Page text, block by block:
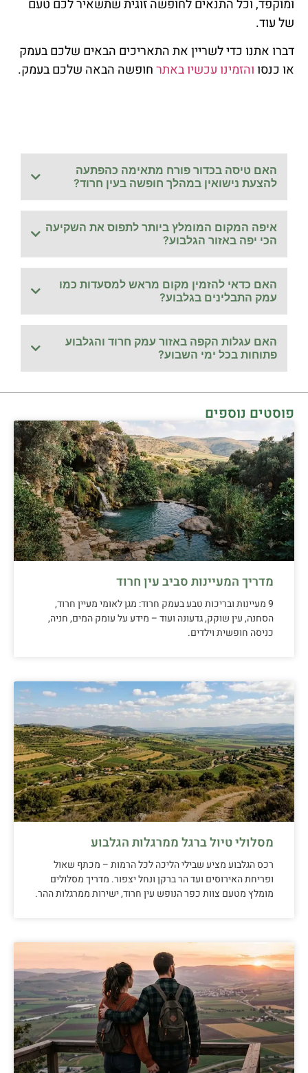
ומוקפד, וכל התנאים לחופשה זוגית שתשאיר לכם טעם
של עוד.
דברו אתנו כדי לשריין את התאריכים הבאים שלכם בעמק
או כנסווהזמינו עכשיו באתרחופשה הבאה שלכם בעמק.
האם טיסה בכדור פורח מתאימה כהפתעה
להצעת נישואין במהלך חופשה בעין חרוד?
איפה המקום המומלץ ביותר לתפוס את השקיעה
הכי יפה באזור הגלבוע?
האם כדאי להזמין מקום מראש למסעדות כמו
עמק התבלינים בגלבוע?
האם עגלות הקפה באזור עמק חרוד והגלבוע
פתוחות בכל ימי השבוע?
פוסטים נוספים
מדריך המעיינות סביב עין חרוד
9 מעיינות ובריכות טבע בעמק חרוד: מגן לאומי מעיין חרוד,
הסחנה, עין שוקק, גדעונה ועוד – מידע על עומק המים, חניה,
כניסה חופשית וילדים.
מסלולי טיול ברגל ממרגלות הגלבוע
רכס הגלבוע מציע שבילי הליכה לכל הרמות – מכתף שאול
ופריחת האירוסים ועד הר ברקן ונחל יצפור. מדריך מסלולים
מומלץ מטעם צוות כפר הנופש עין חרוד, ישירות ממרגלות ההר.